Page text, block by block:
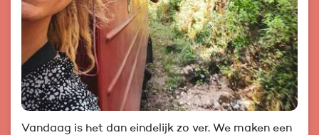
Vandaag is het dan eindelijk zo ver. We maken een